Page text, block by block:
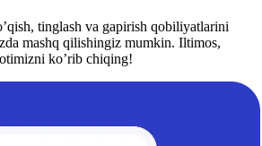
tinglash va gapirish qobiliyatlarini
mashq qilishingiz mumkin. Iltimos,
ko’rib chiqing!